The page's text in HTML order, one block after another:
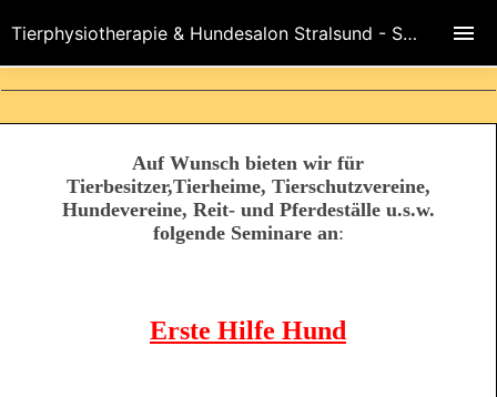
Auf Wunsch bieten wir für
Tierbesitzer,Tierheime, Tierschutzvereine,
Hundevereine, Reit- und Pferdeställe u.s.w.
folgende Seminare an:
Erste Hilfe Hund
Tierphysiotherapie & Hundesalon Stralsund - Stefanie Drews & Sebastian Werdermann